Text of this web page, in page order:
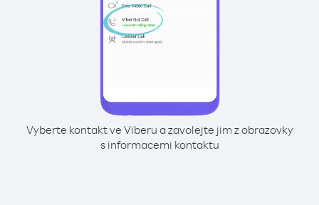
Vyberte kontakt ve Viberu a zavolejte jim z obrazovky
s informacemi kontaktu